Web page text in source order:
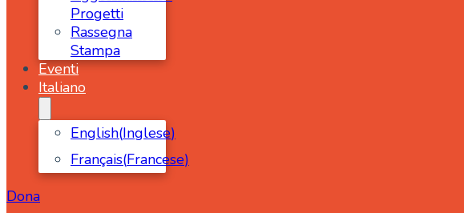
Progetti
Rassegna
Stampa
Eventi
Italiano
English(Inglese)
Français(Francese)
Dona